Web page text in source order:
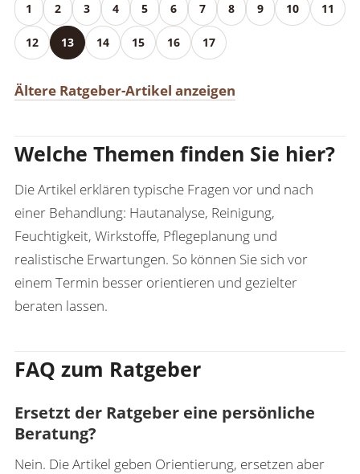
1 2 3 4 5 6 7 8 9 10 11
12 13 14 15 16 17
Ältere Ratgeber-Artikel anzeigen
Welche Themen finden Sie hier?
Die Artikel erklären typische Fragen vor und nach
einer Behandlung: Hautanalyse, Reinigung,
Feuchtigkeit, Wirkstoffe, Pflegeplanung und
realistische Erwartungen. So können Sie sich vor
einem Termin besser orientieren und gezielter
beraten lassen.
FAQ zum Ratgeber
Ersetzt der Ratgeber eine persönliche
Beratung?
Nein. Die Artikel geben Orientierung, ersetzen aber